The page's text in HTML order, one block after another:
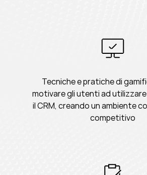
Tecniche e pratiche di
motivare gli utenti ad
il CRM, creando un ambiente
competitivo